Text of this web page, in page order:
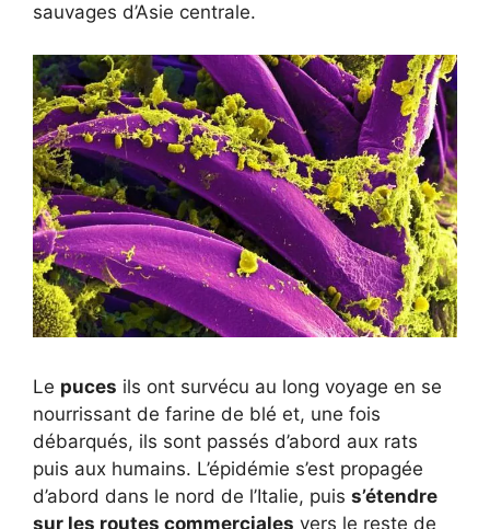
sauvages d’Asie centrale.
Le puces ils ont survécu au long voyage en se
nourrissant de farine de blé et, une fois
débarqués, ils sont passés d’abord aux rats
puis aux humains. L’épidémie s’est propagée
d’abord dans le nord de l’Italie, puis s’étendre
sur les routes commerciales vers le reste de